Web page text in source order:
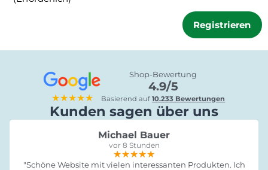
Registrieren
★★★★★
Shop-Bewertung
4.9/5
Basierend auf10.233 Bewertungen
Kunden sagen über uns
Michael Bauer
vor 8 Stunden
★★★★★
★★★★★
★★★★★
"Schöne Website mit vielen interessanten Produkten. Ich